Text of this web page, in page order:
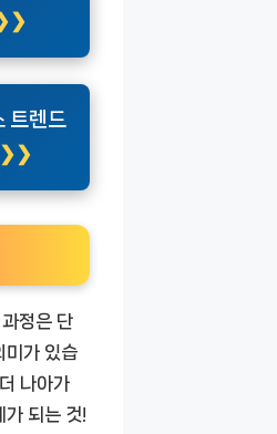
트렌드
정은 단
미가 있습
나아가
가 되는 것!